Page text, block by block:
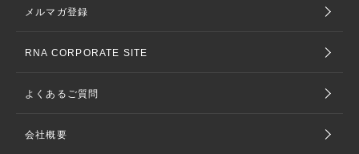
メルマガ登録
RNA CORPORATE SITE
よくあるご質問
会社概要